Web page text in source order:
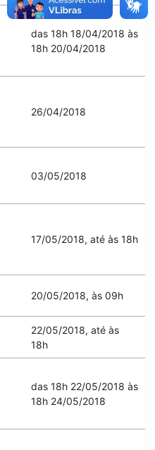
das 18h 18/04/2018 às
18h 20/04/2018
26/04/2018
03/05/2018
17/05/2018, até às 18h
20/05/2018, às 09h
22/05/2018, até às
18h
das 18h 22/05/2018 às
18h 24/05/2018